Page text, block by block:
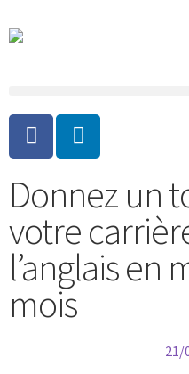
Donnez un
votre
l’anglais en
mois
21/